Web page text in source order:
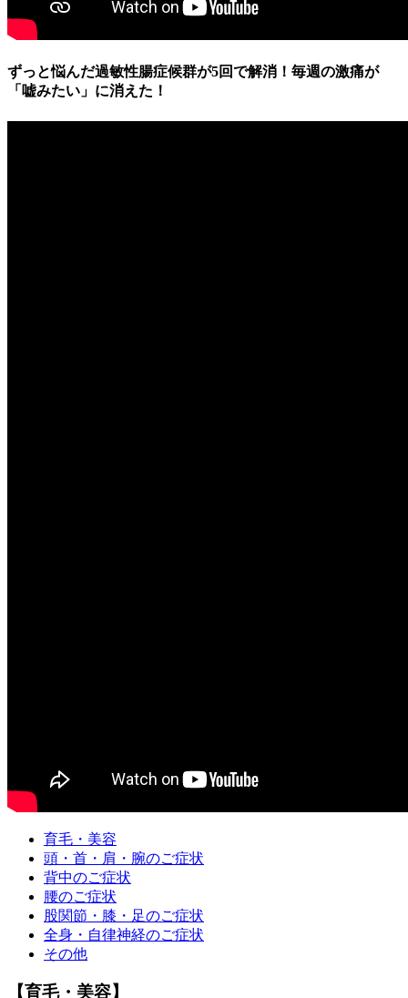
ずっと悩んだ過敏性腸症候群が5回で解消！毎週の激痛が
「嘘みたい」に消えた！
育毛・美容
頭・首・肩・腕のご症状
背中のご症状
腰のご症状
股関節・膝・足のご症状
全身・自律神経のご症状
その他
【育毛・美容】